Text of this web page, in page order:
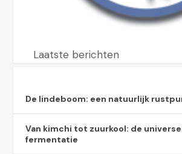
Laatste berichten
De lindeboom: een natuurlijk
Van kimchi tot zuurkool: de
fermentatie